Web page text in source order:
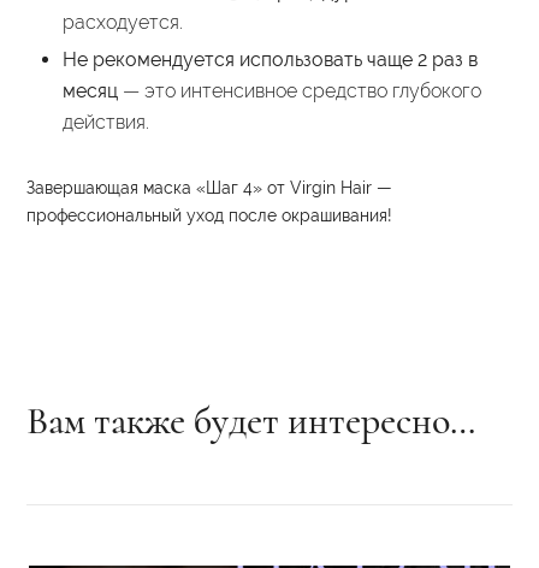
расходуется.
Не рекомендуется использовать чаще 2 раз в
месяц — это интенсивное средство глубокого
действия.
Завершающая маска «Шаг 4» от Virgin Hair —
профессиональный уход после окрашивания!
Вам также будет интересно…